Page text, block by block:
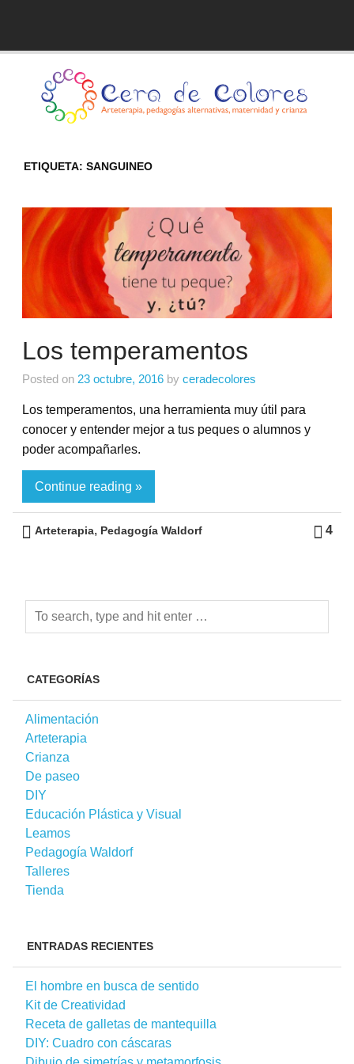
ETIQUETA:SANGUINEO
Los temperamentos
Posted on 23 octubre, 2016 by ceradecolores
Los temperamentos, una herramienta muy útil para
conocer y entender mejor a tus peques o alumnos y
poder acompañarles.
Continue reading »
4
Arteterapia, Pedagogía Waldorf
CATEGORÍAS
Alimentación
Arteterapia
Crianza
De paseo
DIY
Educación Plástica y Visual
Leamos
Pedagogía Waldorf
Talleres
Tienda
ENTRADAS RECIENTES
El hombre en busca de sentido
Kit de Creatividad
Receta de galletas de mantequilla
DIY: Cuadro con cáscaras